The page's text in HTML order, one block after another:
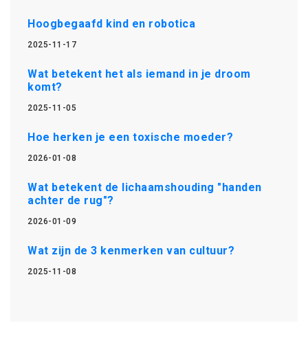
Hoogbegaafd kind en robotica
2025-11-17
Wat betekent het als iemand in je droom
komt?
2025-11-05
Hoe herken je een toxische moeder?
2026-01-08
Wat betekent de lichaamshouding "handen
achter de rug"?
2026-01-09
Wat zijn de 3 kenmerken van cultuur?
2025-11-08